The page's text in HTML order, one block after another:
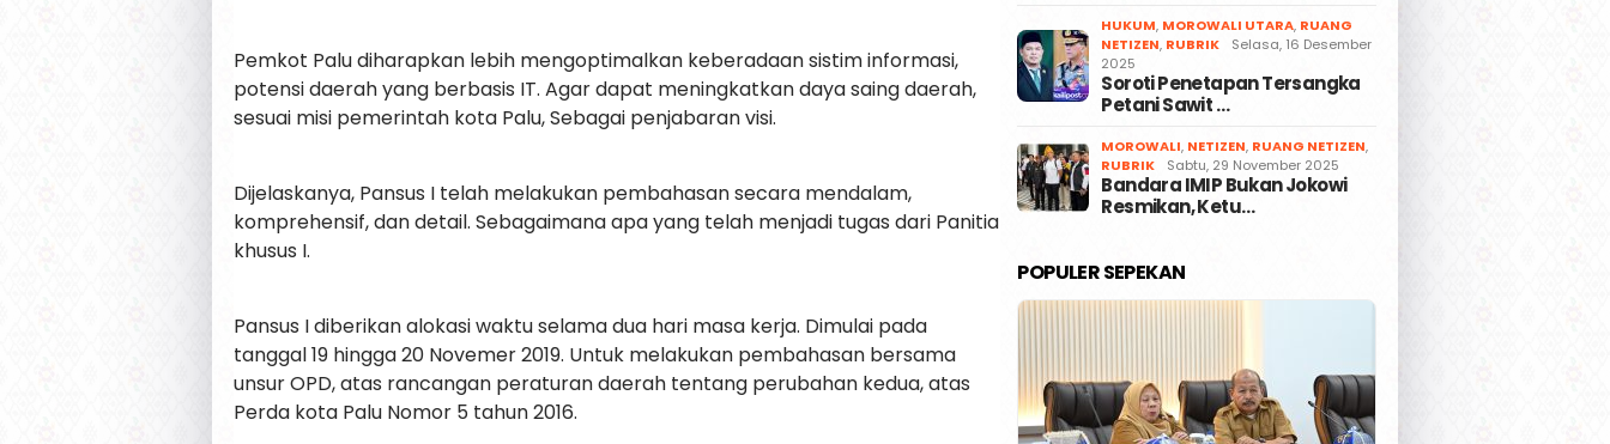
Pemkot Palu diharapkan lebih mengoptimalkan keberadaan sistim informasi,
potensi daerah yang berbasis IT. Agar dapat meningkatkan daya saing daerah,
sesuai misi pemerintah kota Palu, Sebagai penjabaran visi.
Dijelaskanya, Pansus I telah melakukan pembahasan secara mendalam,
komprehensif, dan detail. Sebagaimana apa yang telah menjadi tugas dari Panitia
khusus I.
Pansus I diberikan alokasi waktu selama dua hari masa kerja. Dimulai pada
tanggal 19 hingga 20 Novemer 2019. Untuk melakukan pembahasan bersama
unsur OPD, atas rancangan peraturan daerah tentang perubahan kedua, atas
Perda kota Palu Nomor 5 tahun 2016.
HUKUM, MOROWALI UTARA, RUANG
NETIZEN, RUBRIK
Selasa, 16 Desember
2025
Soroti Penetapan Tersangka
Petani Sawit …
MOROWALI, NETIZEN, RUANG NETIZEN,
RUBRIK
Sabtu, 29 November 2025
Bandara IMIP Bukan Jokowi
Resmikan, Ketu…
POPULER SEPEKAN